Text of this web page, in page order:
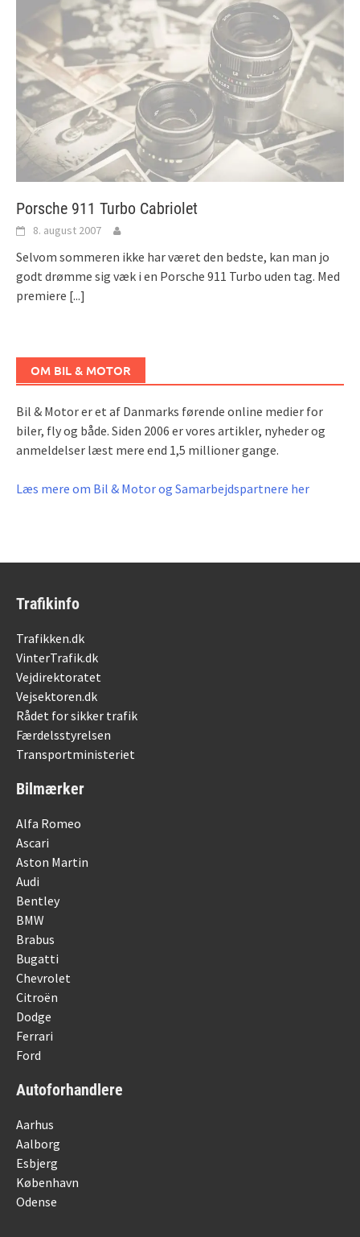
Porsche 911 Turbo Cabriolet
8. august 2007
Selvom sommeren ikke har været den bedste, kan man jo
godt drømme sig væk i en Porsche 911 Turbo uden tag. Med
premiere [...]
OM BIL & MOTOR
Bil & Motor er et af Danmarks førende online medier for
biler, fly og både. Siden 2006 er vores artikler, nyheder og
anmeldelser læst mere end 1,5 millioner gange.
Læs mere om Bil & Motor og Samarbejdspartnere her
Trafikinfo
Trafikken.dk
VinterTrafik.dk
Vejdirektoratet
Vejsektoren.dk
Rådet for sikker trafik
Færdelsstyrelsen
Transportministeriet
Bilmærker
Alfa Romeo
Ascari
Aston Martin
Audi
Bentley
BMW
Brabus
Bugatti
Chevrolet
Citroën
Dodge
Ferrari
Ford
Autoforhandlere
Aarhus
Aalborg
Esbjerg
København
Odense